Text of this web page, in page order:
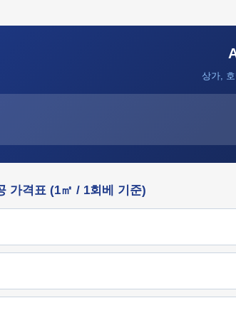
상가,
가격표 (1㎡ / 1회베 기준)